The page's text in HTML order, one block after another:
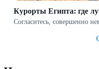
Курорты Египта: где
Согласитесь, совершенно